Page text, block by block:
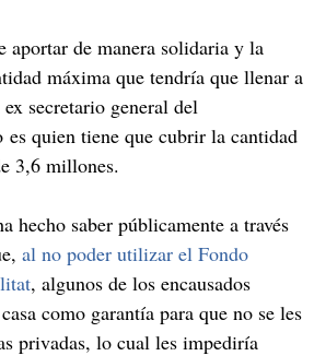
aportar de manera solidaria y la
máxima que tendría que llenar a
secretario general del
quien tiene que cubrir la cantidad
3,6 millones.
hecho saber públicamente a través
al no poder utilizar el Fondo
, algunos de los encausados
como garantía para que no se les
privadas, lo cual les impediría